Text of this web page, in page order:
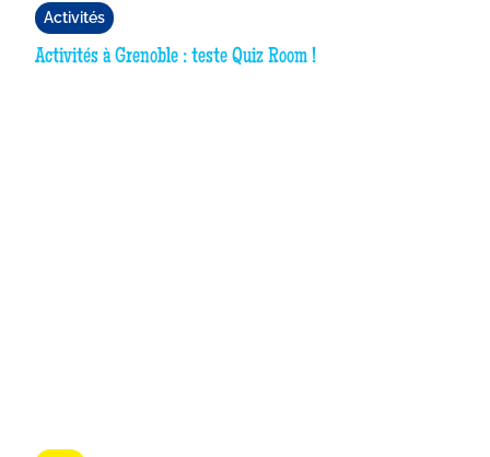
Activités
Activités à Grenoble : teste Quiz Room !